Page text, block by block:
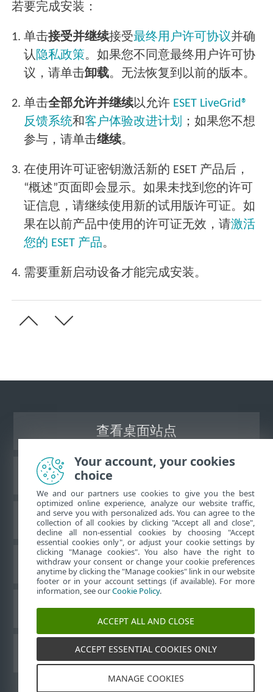
若要完成安装：
1. 单击接受并继续接受最终用户许可协议并确
认 隐私政策。如果您不同意最终用户许可协
议，请单击卸载。无法恢复到以前的版本。
2. 单击全部允许并继续以允许 ESET LiveGrid®
反馈系统和客户体验改进计划
；如果您不想
参与，请单击继续。
3. 在使用许可证密钥激活新的 ESET 产品后，
“概述”页面即会显示。如果未找到您的许可
证信息，请继续使用新的试用版许可证。如
果在以前产品中使用的许可证无效，请激活
您的 ESET 产品。
4. 需要重新启动设备才能完成安装。
查看桌面站点
ESET 知识库
ESET 论坛
区域支持
管理 Cookie
其他 ESET 产品
Your account, your cookies
choice
We and our partners use cookies to give you the best
optimized online experience, analyze our website traffic,
and serve you with personalized ads. You can agree to the
collection of all cookies by clicking "Accept all and close",
decline all non-essential cookies by choosing "Accept
essential cookies only", or adjust your cookie settings by
clicking "Manage cookies". You also have the right to
withdraw your consent or change your cookie preferences
anytime by clicking the "Manage cookies" link in our website
footer or in your account settings (if available). For more
information, see ourCookie Policy.
ACCEPT ALL AND CLOSE
ACCEPT ESSENTIAL COOKIES ONLY
MANAGE COOKIES